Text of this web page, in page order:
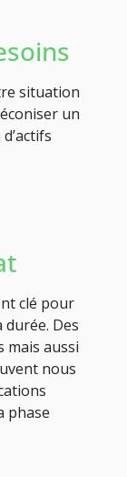
situation
un
clé pour
Des
mais aussi
nous
phase